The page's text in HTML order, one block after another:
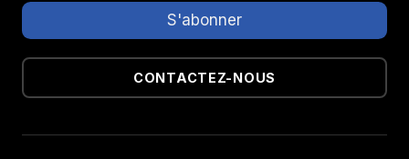
CONTACTEZ-NOUS